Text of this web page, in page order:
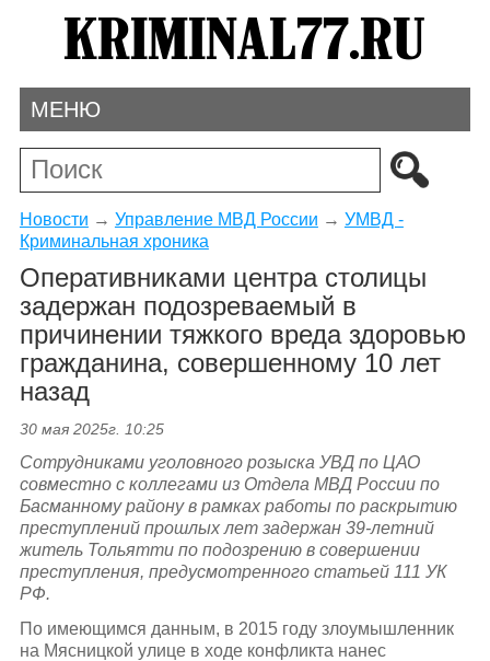
МЕНЮ
Новости → Управление МВД России → УМВД -
Криминальная хроника
Оперативниками центра столицы
задержан подозреваемый в
причинении тяжкого вреда здоровью
гражданина, совершенному 10 лет
назад
30 мая 2025г. 10:25
Сотрудниками уголовного розыска УВД по ЦАО
совместно с коллегами из Отдела МВД России по
Басманному району в рамках работы по раскрытию
преступлений прошлых лет задержан 39-летний
житель Тольятти по подозрению в совершении
преступления, предусмотренного статьей 111 УК
РФ.
По имеющимся данным, в 2015 году злоумышленник
на Мясницкой улице в ходе конфликта нанес